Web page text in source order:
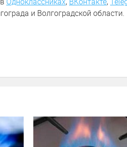
и Волгоградской области.